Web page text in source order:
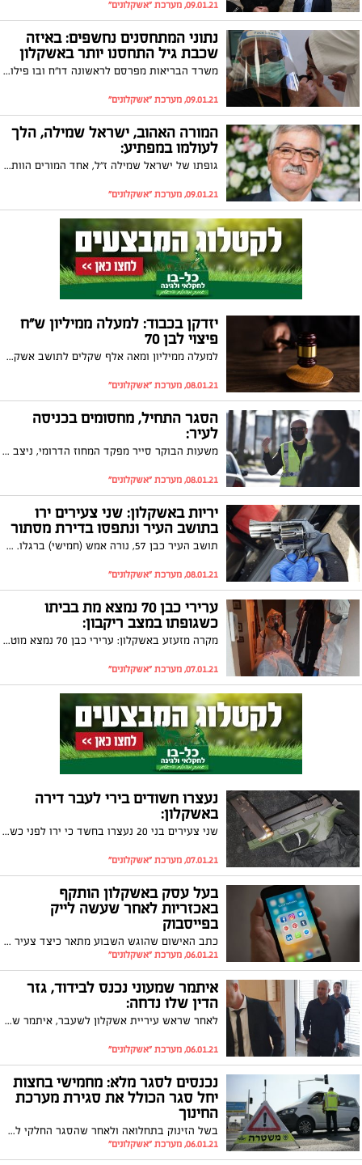
09.01.21, מערכת "אשקלונים"
נתוני המתחסנים נחשפים: באיזה
שכבת גיל התחסנו יותר באשקלון
משרד הבריאות מפרסם לראשונה דו"ח ובו פילוח המתחסנים בישראל לפי גילאים. באשקלון התחסנו כבר עשרות אלפי תושבים, כאשר חלק לא מבוטל מהם הוא בני 60 ומטה
09.01.21, מערכת "אשקלונים"
המורה האהוב, ישראל שמילה, הלך
לעולמו במפתיע:
גופתו של ישראל שמילה ז"ל, אחד המורים הוותיקים והאהובים באשקלון, נמצאה במושב ברכיה בו התגורר. תלמידיו הרבים נותרו המומים נוכח הבשורה המרה. מבית הספר אמי"ת ב' בו לימד לפני פרישתו נמסר: "בצער רב ובתדהמה, התבשרנו על מותו הפתאומי של המורה היקר והאהוב"
09.01.21, מערכת "אשקלונים"
יזדקן בכבוד: למעלה ממיליון ש"ח
פיצוי לבן 70
למעלה ממיליון ומאה אלף שקלים לתושב אשקלון בשנות ה - 70 לחייו שנדרס בהיותו הולך רגל לפני כארבע שנים. את האיש ייצג עורך הדין איל כהן
08.01.21, מערכת "אשקלונים"
הסגר התחיל, מחסומים בכניסה
לעיר:
משעות הבוקר סייר מפקד המחוז הדרומי, ניצב יורם סופר, במחסומים שנפרסו ביציאות מהערים ועמד מקרוב על היערכות המחוז לעמידה בסגר שהוטל החל מאמש בחצות
08.01.21, מערכת "אשקלונים"
יריות באשקלון: שני צעירים ירו
בתושב העיר ונתפסו בדירת מסתור
תושב העיר כבן 57, נורה אמש (חמישי) ברגלו. שני צעירים בשנות ה-20 לחייהם, נעצרו בדירת מסתור בתל אביב במהלך הלילה בחשד למעשה. הרקע פלילי
08.01.21, מערכת "אשקלונים"
ערירי כבן 70 נמצא מת בביתו
כשגופתו במצב ריקבון:
מקרה מזעזע באשקלון: ערירי כבן 70 נמצא מוטל בביתו זמן רב לאחר מותו במצב של איבוד צלם אנוש. גופתו אותרה רק לאחר שהריח הנורא שעלמה ממנה, דלף לחדר המדרגות
07.01.21, מערכת "אשקלונים"
נעצרו חשודים בירי לעבר דירה
באשקלון:
שני צעירים בני 20 נעצרו בחשד כי ירו לפני כשבועיים לעבר דירה באשקלון. ברשותם נמצא אקדח טעון
07.01.21, מערכת "אשקלונים"
בעל עסק באשקלון הותקף
באכזריות לאחר שעשה לייק
בפייסבוק
כתב האישום שהוגש השבוע מתאר כיצד צעיר בן 21 וחברו תקפו באגרופים וניפצו כוסות זכוכית על פניו של בעל עסק שעשה לייק על פוסט שפורסם ברשת החברתית
06.01.21, מערכת "אשקלונים"
איתמר שמעוני נכנס לבידוד, גזר
הדין שלו נדחה:
לאחר שראש עיריית אשקלון לשעבר, איתמר שמעוני, נכנס לבידוד הוחלט לדחות את מועד מתן גזר דינו בשבועיים וחצי. זוהי הפעם החמישית בה נדחה המועד בשל סיבות שונות
06.01.21, מערכת "אשקלונים"
נכנסים לסגר מלא: מחמישי בחצות
יחל סגר הכולל את סגירת מערכת
החינוך
בשל הזינוק בתחלואה ולאחר שהסגר החלקי לא צלח, החליטה הממשלה על סגר מלא. הפעם תיסגר גם מערכת החינוך, פרט לחינוך המיוחד. הסגר יימשך שבועיים החל מהלילה שבין חמישי לשישי
06.01.21, מערכת "אשקלונים"